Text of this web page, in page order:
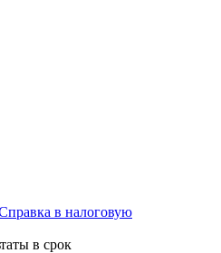
в налоговую
в срок